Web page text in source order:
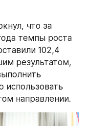
что за
темпы роста
102,4
результатом,
использовать
направлении.